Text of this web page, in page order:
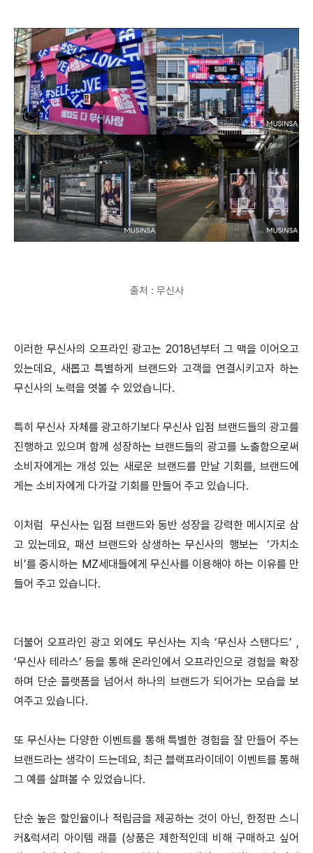
출처 : 무신사
이러한 무신사의 오프라인 광고는 2018년부터 그 맥을 이어오고
있는데요, 새롭고 특별하게 브랜드와 고객을 연결시키고자 하는
무신사의 노력을 엿볼 수 있었습니다.
특히 무신사 자체를 광고하기보다 무신사 입점 브랜드들의 광고를
진행하고 있으며 함께 성장하는 브랜드들의 광고를 노출함으로써
소비자에게는 개성 있는 새로운 브랜드를 만날 기회를, 브랜드에
게는 소비자에게 다가갈 기회를 만들어 주고 있습니다.
이처럼 무신사는 입점 브랜드와 동반 성장을 강력한 메시지로 삼
고 있는데요, 패션 브랜드와 상생하는 무신사의 행보는 ‘가치소
비’를 중시하는 MZ세대들에게 무신사를 이용해야 하는 이유를 만
들어 주고 있습니다.
더불어 오프라인 광고 외에도 무신사는 지속 ‘무신사 스탠다드’ ,
‘무신사 테라스’ 등을 통해 온라인에서 오프라인으로 경험을 확장
하며 단순 플랫폼을 넘어서 하나의 브랜드가 되어가는 모습을 보
여주고 있습니다.
또 무신사는 다양한 이벤트를 통해 특별한 경험을 잘 만들어 주는
브랜드라는 생각이 드는데요, 최근 블랙프라이데이 이벤트를 통해
그 예를 살펴볼 수 있었습니다.
단순 높은 할인율이나 적립금을 제공하는 것이 아닌, 한정판 스니
커&럭셔리 아이템 래플 (상품은 제한적인데 비해 구매하고 싶어